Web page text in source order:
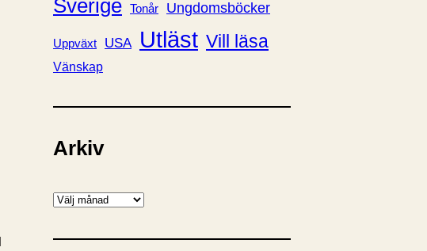
Sverige Tonår Ungdomsböcker
Uppväxt USA Utläst Vill läsa
Vänskap
Arkiv
A
k